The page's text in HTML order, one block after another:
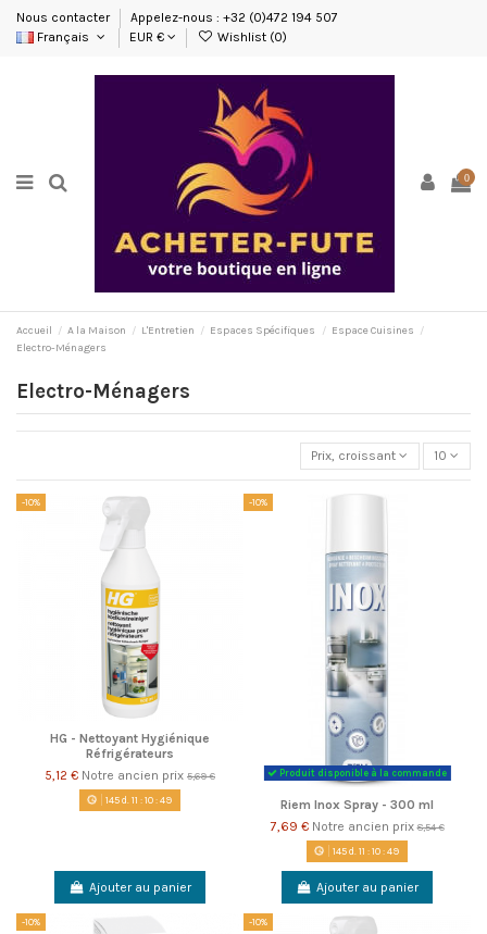
Nous contacter
Appelez-nous : +32 (0)472 194 507
Français
EUR € Wishlist (0)
0
Accueil A la Maison L'Entretien Espaces Spécifiques
Espace Cuisines
Electro-Ménagers
Electro-Ménagers
Prix, croissant 10
-10%
HG - Nettoyant Hygiénique
Réfrigérateurs
5,12 € Notre ancien prix 5,69 €
145d. 11 :10:49
Ajouter au panier
-10%
Produit disponible à la commande
Riem Inox Spray - 300 ml
7,69 € Notre ancien prix8,54 €
145d. 11 :10:49
Ajouter au panier
-10% -10%